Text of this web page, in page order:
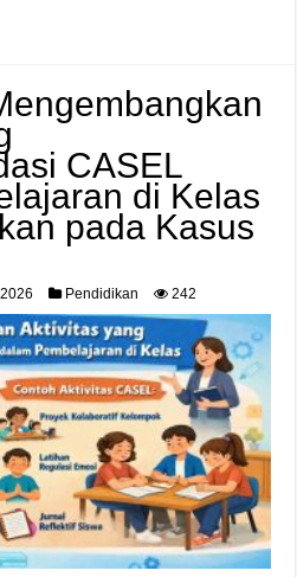
CASEL
di Kelas
pada Kasus
Pendidikan 242